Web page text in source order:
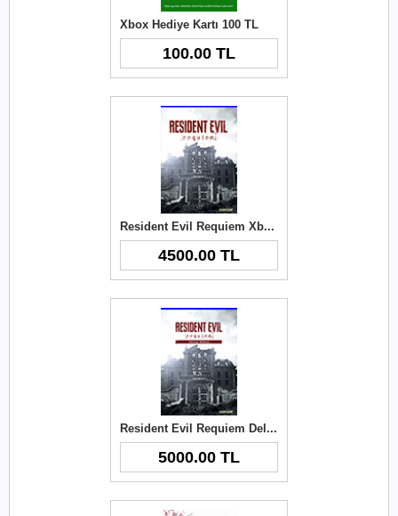
Xbox Hediye Kartı 100 TL
100.00 TL
Resident Evil Requiem Xbox Key
4500.00 TL
Resident Evil Requiem Deluxe Edition Xbox Key
5000.00 TL